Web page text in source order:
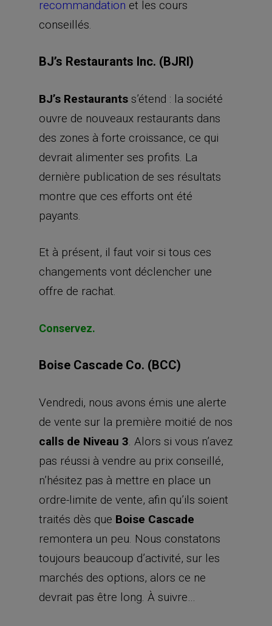
recommandation et les cours
conseillés.
BJ’s Restaurants Inc. (BJRI)
BJ’s Restaurants s’étend : la société
ouvre de nouveaux restaurants dans
des zones à forte croissance, ce qui
devrait alimenter ses profits. La
dernière publication de ses résultats
montre que ces efforts ont été
payants.
Et à présent, il faut voir si tous ces
changements vont déclencher une
offre de rachat.
Conservez.
Boise Cascade Co. (BCC)
Vendredi, nous avons émis une alerte
de vente sur la première moitié de nos
calls de Niveau 3 . Alors si vous n’avez
pas réussi à vendre au prix conseillé,
n’hésitez pas à mettre en place un
ordre-limite de vente, afin qu’ils soient
traités dès que Boise Cascade
remontera un peu. Nous constatons
toujours beaucoup d’activité, sur les
marchés des options, alors ce ne
devrait pas être long. À suivre…